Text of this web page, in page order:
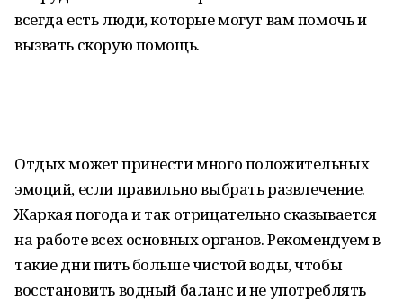
всегда есть люди, которые могут вам помочь и
вызвать скорую помощь.
Отдых может принести много положительных
эмоций, если правильно выбрать развлечение.
Жаркая погода и так отрицательно сказывается
на работе всех основных органов. Рекомендуем в
такие дни пить больше чистой воды, чтобы
восстановить водный баланс и не употреблять